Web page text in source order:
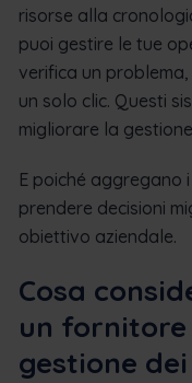
risorse alla
puoi gestire le tue
verifica un
un solo clic. Questi
migliorare la
E poiché aggregano
prendere decisioni
obiettivo aziendale.
Cosa
un
gestione